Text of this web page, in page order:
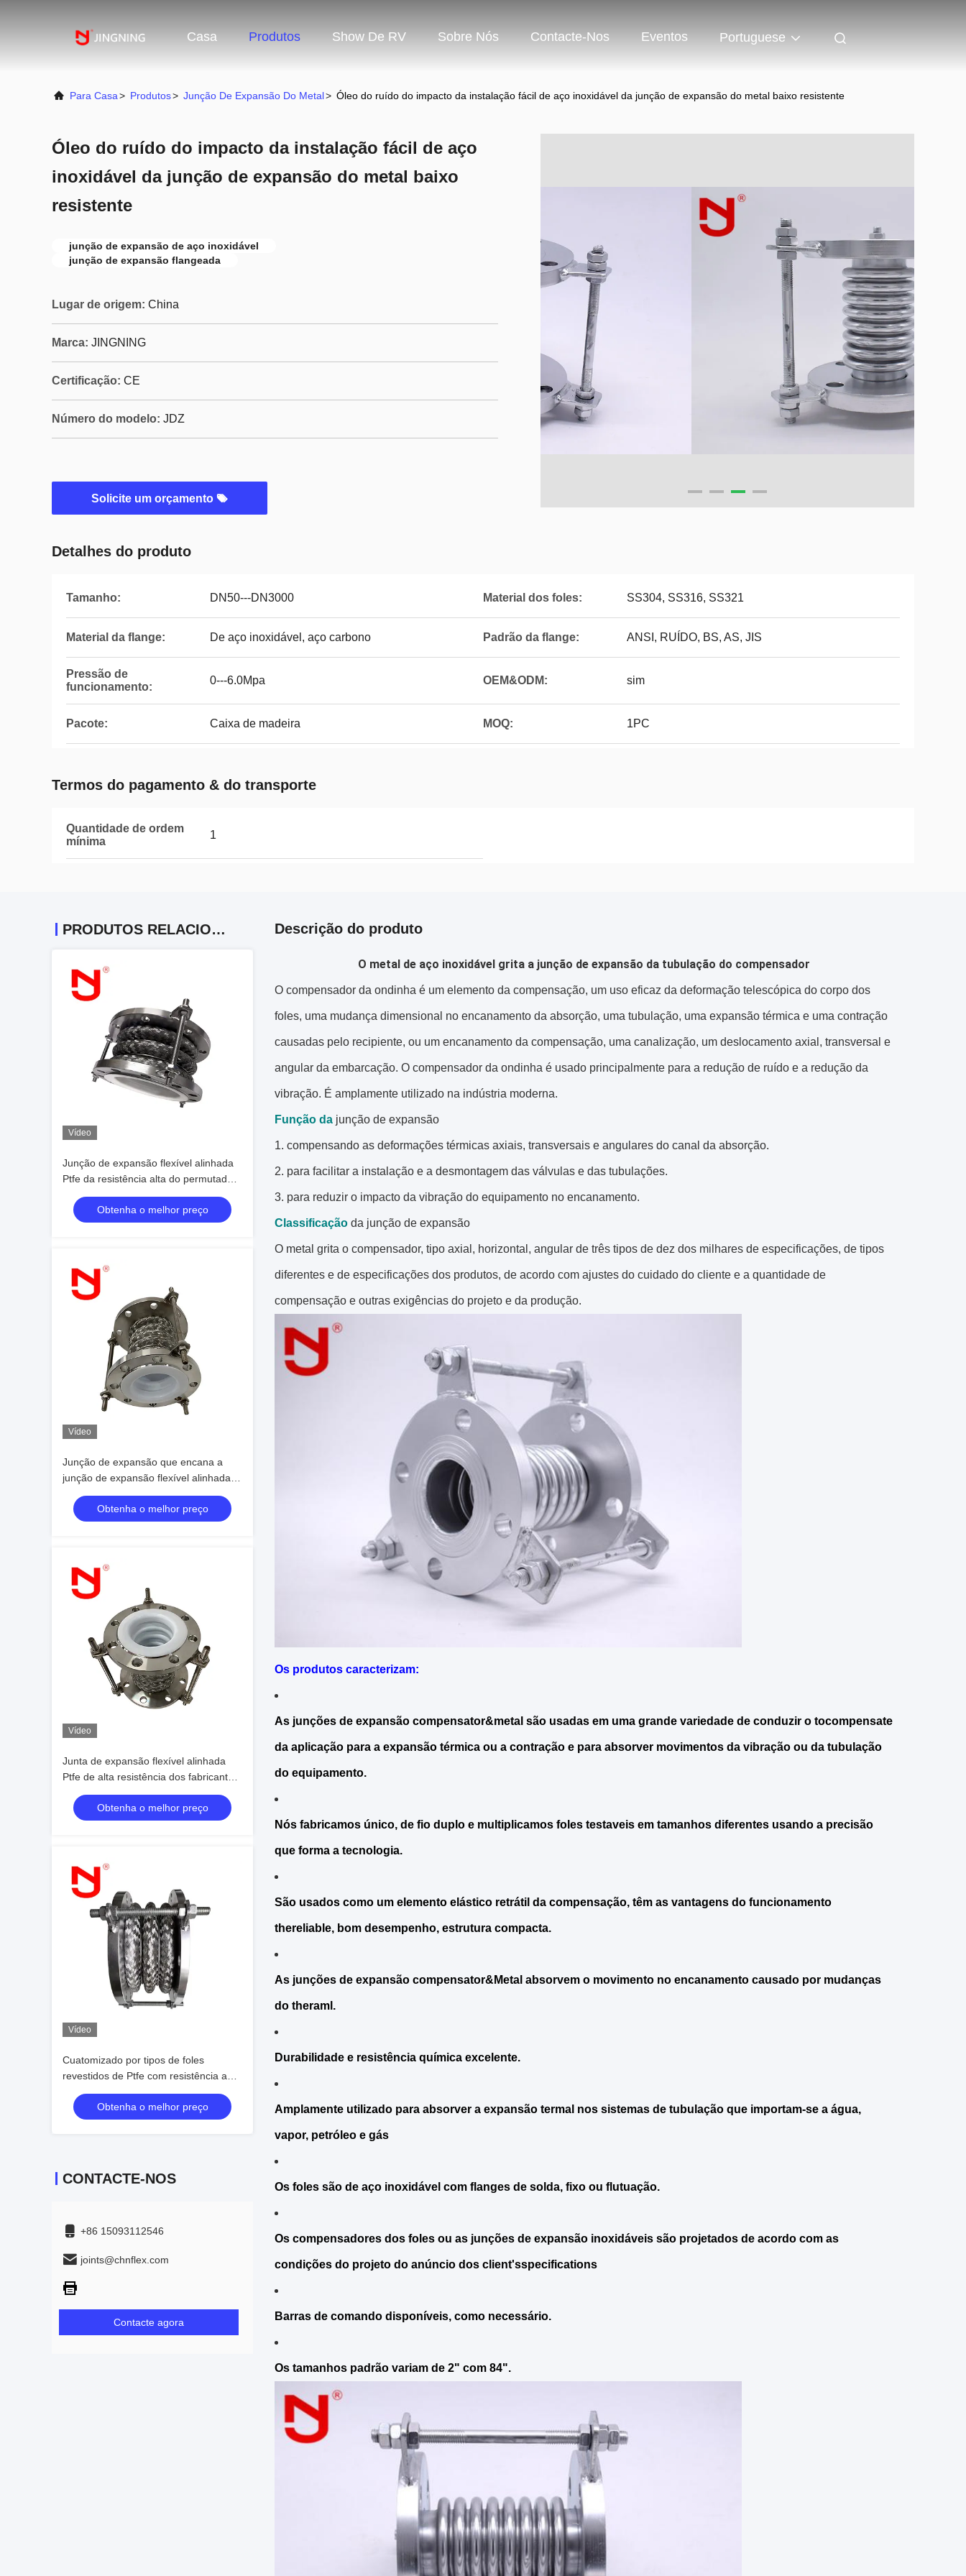
Casa Produtos Show De RV Sobre Nós Contacte-Nos Eventos Portuguese
Para Casa> Produtos> Junção De Expansão Do Metal> Óleo do ruído do impacto da instalação fácil de aço inoxidável da junção de expansão do metal baixo resistente
Óleo do ruído do impacto da instalação fácil de aço
inoxidável da junção de expansão do metal baixo
resistente
junção de expansão de aço inoxidável
junção de expansão flangeada
Lugar de origem: China
Marca: JINGNING
Certificação: CE
Número do modelo: JDZ
Solicite um orçamento
Detalhes do produto
Tamanho: DN50---DN3000 Material dos foles: SS304, SS316, SS321
Material da flange: De aço inoxidável, aço carbono Padrão da flange: ANSI, RUÍDO, BS, AS, JIS
Pressão de
funcionamento:
0---6.0Mpa OEM&ODM: sim
Pacote: Caixa de madeira MOQ: 1PC
Termos do pagamento & do transporte
Quantidade de ordem
mínima
1
PRODUTOS RELACIONADOS
Vídeo
Junção de expansão flexível alinhada
Ptfe da resistência alta do permutador
de calor SS316 da junção de expansão
Obtenha o melhor preço
Vídeo
Junção de expansão que encana a
junção de expansão flexível alinhada
Ptfe de alta resistência SS316
Obtenha o melhor preço
Vídeo
Junta de expansão flexível alinhada
Ptfe de alta resistência dos fabricantes
de foles de metal SS316
Obtenha o melhor preço
Vídeo
Cuatomizado por tipos de foles
revestidos de Ptfe com resistência a
altas temperaturas de fábrica
Obtenha o melhor preço
CONTACTE-NOS
+86 15093112546
joints@chnflex.com
Contacte agora
Descrição do produto
O metal de aço inoxidável grita a junção de expansão da tubulação do compensador
O compensador da ondinha é um elemento da compensação, um uso eficaz da deformação telescópica do corpo dos
foles, uma mudança dimensional no encanamento da absorção, uma tubulação, uma expansão térmica e uma contração
causadas pelo recipiente, ou um encanamento da compensação, uma canalização, um deslocamento axial, transversal e
angular da embarcação. O compensador da ondinha é usado principalmente para a redução de ruído e a redução da
vibração. É amplamente utilizado na indústria moderna.
Função da junção de expansão
1. compensando as deformações térmicas axiais, transversais e angulares do canal da absorção.
2. para facilitar a instalação e a desmontagem das válvulas e das tubulações.
3. para reduzir o impacto da vibração do equipamento no encanamento.
Classificação da junção de expansão
O metal grita o compensador, tipo axial, horizontal, angular de três tipos de dez dos milhares de especificações, de tipos
diferentes e de especificações dos produtos, de acordo com ajustes do cuidado do cliente e a quantidade de
compensação e outras exigências do projeto e da produção.
Os produtos caracterizam:
As junções de expansão compensator&metal são usadas em uma grande variedade de conduzir o tocompensate
da aplicação para a expansão térmica ou a contração e para absorver movimentos da vibração ou da tubulação
do equipamento.
Nós fabricamos único, de fio duplo e multiplicamos foles testaveis em tamanhos diferentes usando a precisão
que forma a tecnologia.
São usados como um elemento elástico retrátil da compensação, têm as vantagens do funcionamento
thereliable, bom desempenho, estrutura compacta.
As junções de expansão compensator&Metal absorvem o movimento no encanamento causado por mudanças
do theraml.
Durabilidade e resistência química excelente.
Amplamente utilizado para absorver a expansão termal nos sistemas de tubulação que importam-se a água,
vapor, petróleo e gás
Os foles são de aço inoxidável com flanges de solda, fixo ou flutuação.
Os compensadores dos foles ou as junções de expansão inoxidáveis são projetados de acordo com as
condições do projeto do anúncio dos client'sspecifications
Barras de comando disponíveis, como necessário.
Os tamanhos padrão variam de 2" com 84".